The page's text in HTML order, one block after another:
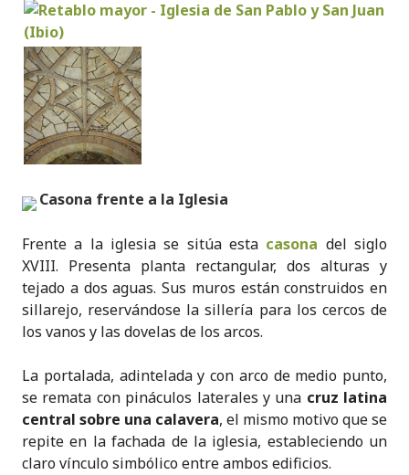
Casona frente a la Iglesia
Frente a la iglesia se sitúa esta casona del siglo
XVIII. Presenta planta rectangular, dos alturas y
tejado a dos aguas. Sus muros están construidos en
sillarejo, reservándose la sillería para los cercos de
los vanos y las dovelas de los arcos.
La portalada, adintelada y con arco de medio punto,
se remata con pináculos laterales y una cruz latina
central sobre una calavera, el mismo motivo que se
repite en la fachada de la iglesia, estableciendo un
claro vínculo simbólico entre ambos edificios.